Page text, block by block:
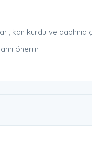
kan kurdu ve
önerilir.